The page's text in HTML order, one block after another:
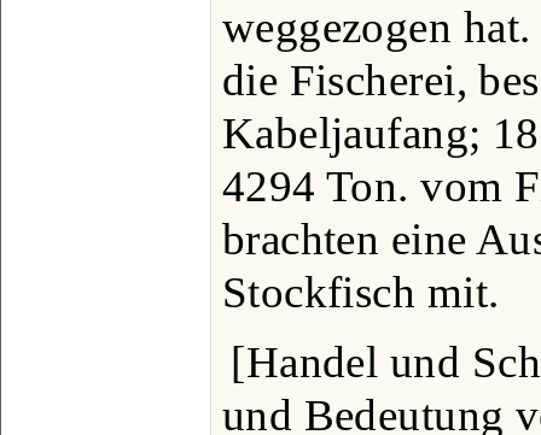
weggezogen
die Fischerei,
Kabeljaufang;
4294 Ton. vom
brachten eine
Stockfisch mit.
[Handel und
und Bedeutung